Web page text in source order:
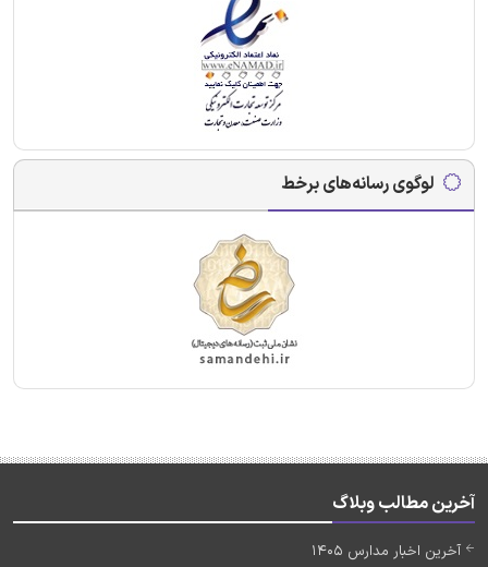
لوگوی رسانه‌های برخط
آخرین مطالب وبلاگ
آخرین اخبار مدارس 1405